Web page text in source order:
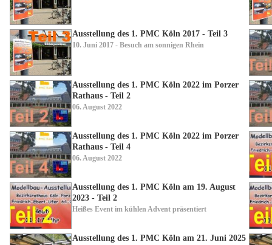
Ausstellung des 1. PMC Köln 2017 - Teil 3
10. Juni 2017 - Besuch am sonnigen Rhein
Ausstellung des 1. PMC Köln 2022 im Porzer
Rathaus - Teil 2
06. August 2022
Ausstellung des 1. PMC Köln 2022 im Porzer
Rathaus - Teil 4
06. August 2022
Ausstellung des 1. PMC Köln am 19. August
2023 - Teil 2
Heißes Event im kühlen Advent präsentiert
Ausstellung des 1. PMC Köln am 21. Juni 2025